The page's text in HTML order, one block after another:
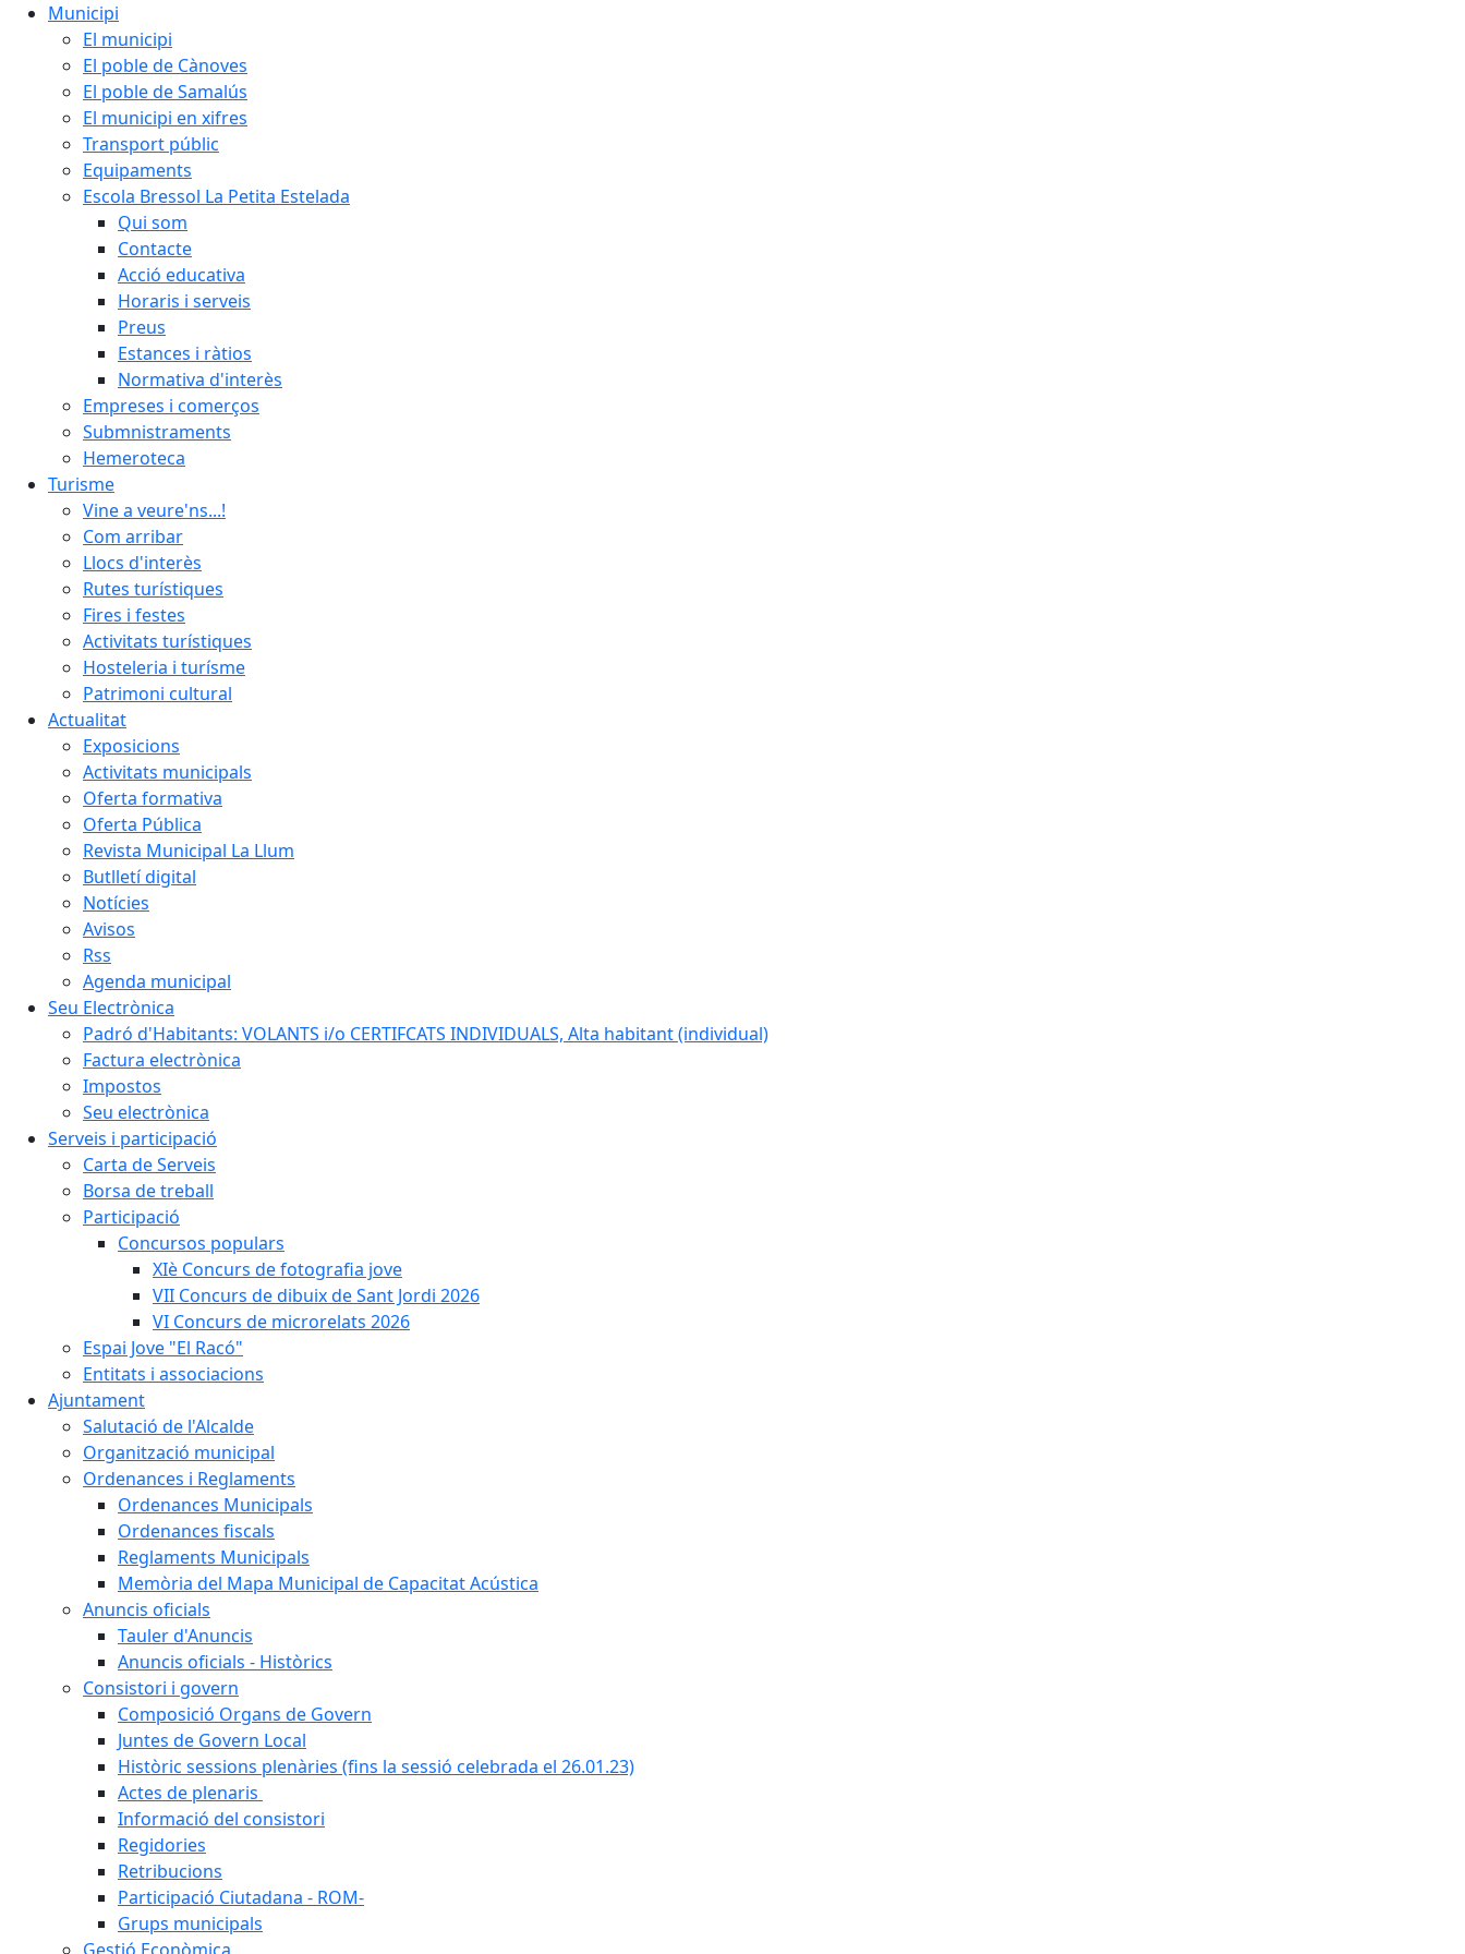
Municipi
El municipi
El poble de Cànoves
El poble de Samalús
El municipi en xifres
Transport públic
Equipaments
Escola Bressol La Petita Estelada
Qui som
Contacte
Acció educativa
Horaris i serveis
Preus
Estances i ràtios
Normativa d'interès
Empreses i comerços
Submnistraments
Hemeroteca
Turisme
Vine a veure'ns...!
Com arribar
Llocs d'interès
Rutes turístiques
Fires i festes
Activitats turístiques
Hosteleria i turísme
Patrimoni cultural
Actualitat
Exposicions
Activitats municipals
Oferta formativa
Oferta Pública
Revista Municipal La Llum
Butlletí digital
Notícies
Avisos
Rss
Agenda municipal
Seu Electrònica
Padró d'Habitants: VOLANTS i/o CERTIFCATS INDIVIDUALS, Alta habitant (individual)
Factura electrònica
Impostos
Seu electrònica
Serveis i participació
Carta de Serveis
Borsa de treball
Participació
Concursos populars
XIè Concurs de fotografia jove
VII Concurs de dibuix de Sant Jordi 2026
VI Concurs de microrelats 2026
Espai Jove "El Racó"
Entitats i associacions
Ajuntament
Salutació de l'Alcalde
Organització municipal
Ordenances i Reglaments
Ordenances Municipals
Ordenances fiscals
Reglaments Municipals
Memòria del Mapa Municipal de Capacitat Acústica
Anuncis oficials
Tauler d'Anuncis
Anuncis oficials - Històrics
Consistori i govern
Composició Organs de Govern
Juntes de Govern Local
Històric sessions plenàries (fins la sessió celebrada el 26.01.23)
Actes de plenaris
Informació del consistori
Regidories
Retribucions
Participació Ciutadana - ROM-
Grups municipals